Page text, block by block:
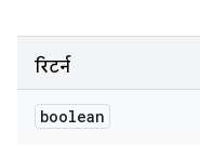
रिटर्न
boolean